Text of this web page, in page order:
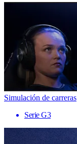
Simulación de carreras
Serie G3